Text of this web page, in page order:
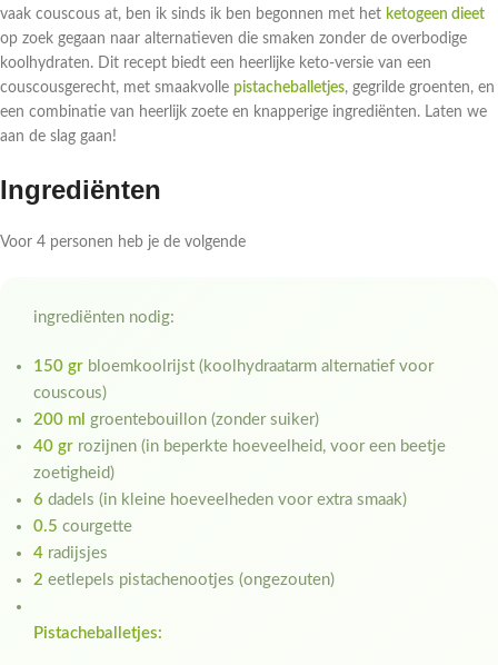
vaak couscous at, ben ik sinds ik ben begonnen met het ketogeen dieet
op zoek gegaan naar alternatieven die smaken zonder de overbodige
koolhydraten. Dit recept biedt een heerlijke keto-versie van een
couscousgerecht, met smaakvolle pistacheballetjes, gegrilde groenten, en
een combinatie van heerlijk zoete en knapperige ingrediënten. Laten we
aan de slag gaan!
Ingrediënten
Voor 4 personen heb je de volgende
ingrediënten nodig:
150 gr bloemkoolrijst (koolhydraatarm alternatief voor
couscous)
200 ml groentebouillon (zonder suiker)
40 gr rozijnen (in beperkte hoeveelheid, voor een beetje
zoetigheid)
6 dadels (in kleine hoeveelheden voor extra smaak)
0.5 courgette
4 radijsjes
2 eetlepels pistachenootjes (ongezouten)
Pistacheballetjes: